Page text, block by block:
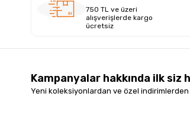
750 TL ve üzeri
alışverişlerde kargo
ücretsiz
Kampanyalar hakkında ilk siz
Yeni koleksiyonlardan ve özel